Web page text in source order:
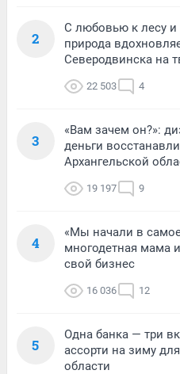
2
С любовью к лесу и
природа
Северодвинска на
22 503 4
3
«Вам зачем он?»:
деньги
Архангельской
19 197 9
4
«Мы начали в
многодетная мама
свой бизнес
16 036 12
5
Одна банка — три
ассорти на зиму
области